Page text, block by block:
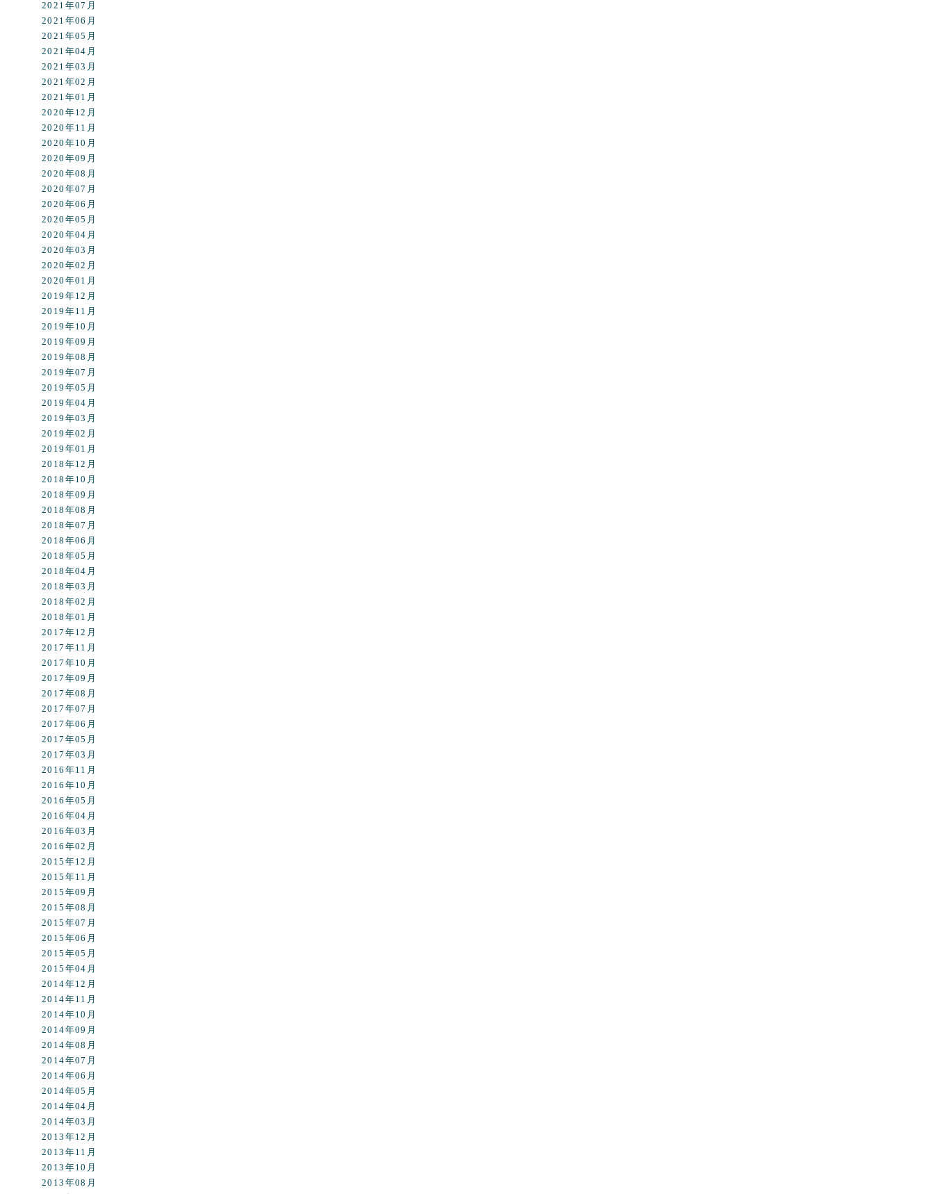
2021年07月
2021年06月
2021年05月
2021年04月
2021年03月
2021年02月
2021年01月
2020年12月
2020年11月
2020年10月
2020年09月
2020年08月
2020年07月
2020年06月
2020年05月
2020年04月
2020年03月
2020年02月
2020年01月
2019年12月
2019年11月
2019年10月
2019年09月
2019年08月
2019年07月
2019年05月
2019年04月
2019年03月
2019年02月
2019年01月
2018年12月
2018年10月
2018年09月
2018年08月
2018年07月
2018年06月
2018年05月
2018年04月
2018年03月
2018年02月
2018年01月
2017年12月
2017年11月
2017年10月
2017年09月
2017年08月
2017年07月
2017年06月
2017年05月
2017年03月
2016年11月
2016年10月
2016年05月
2016年04月
2016年03月
2016年02月
2015年12月
2015年11月
2015年09月
2015年08月
2015年07月
2015年06月
2015年05月
2015年04月
2014年12月
2014年11月
2014年10月
2014年09月
2014年08月
2014年07月
2014年06月
2014年05月
2014年04月
2014年03月
2013年12月
2013年11月
2013年10月
2013年08月